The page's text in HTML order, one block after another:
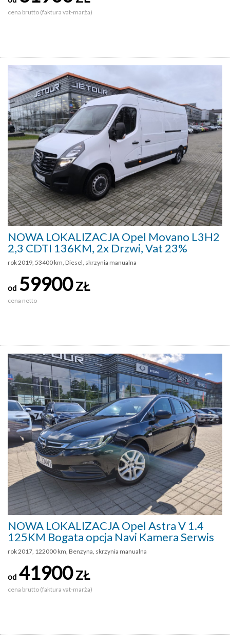
cena brutto (faktura vat-marża)
NOWA LOKALIZACJA Opel Movano L3H2
2,3 CDTI 136KM, 2x Drzwi, Vat 23%
rok 2019, 53400 km, Diesel, skrzynia manualna
od 59900ZŁ
cena netto
NOWA LOKALIZACJA Opel Astra V 1.4
125KM Bogata opcja Navi Kamera Serwis
rok 2017, 122000 km, Benzyna, skrzynia manualna
od 41900ZŁ
cena brutto (faktura vat-marża)